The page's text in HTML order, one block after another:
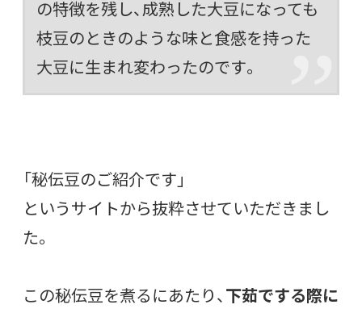
の特徴を残し、成熟した大豆になっても
枝豆のときのような味と食感を持った
大豆に生まれ変わったのです。
「秘伝豆のご紹介です」
というサイトから抜粋させていただきまし
た。
この秘伝豆を煮るにあたり、 下茹でする際に